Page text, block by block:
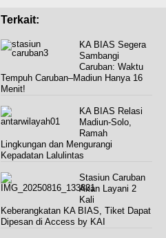
Terkait:
KA BIAS Segera
Sambangi
Caruban: Waktu
Tempuh Caruban–Madiun Hanya 16
Menit!
KA BIAS Relasi
Madiun-Solo,
Ramah
Lingkungan dan Mengurangi
Kepadatan Lalulintas
Stasiun Caruban
Akan Layani 2
Kali
Keberangkatan KA BIAS, Tiket Dapat
Dipesan di Access by KAI